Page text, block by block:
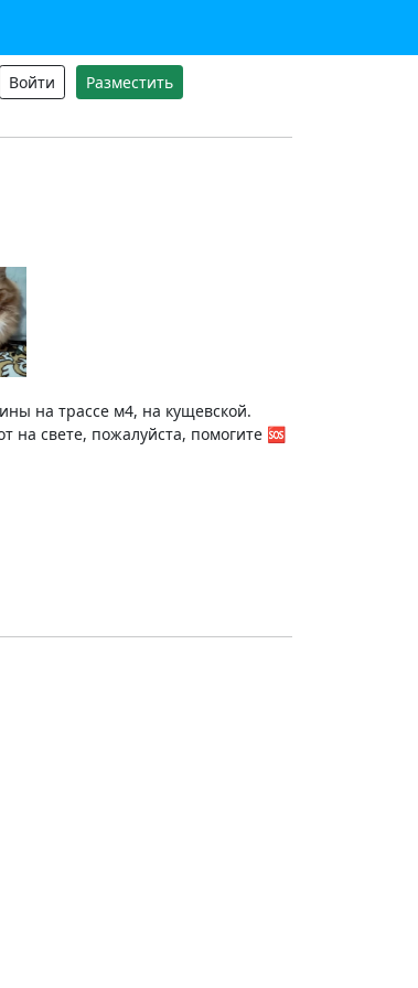
Войти Разместить
на трассе м4, на кущевской.
на свете, пожалуйста, помогите 🆘